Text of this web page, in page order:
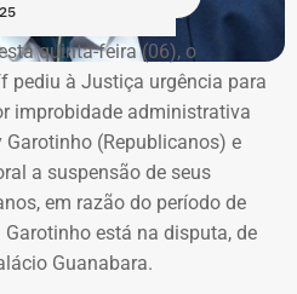
quinta-feira (06), o
pediu à Justiça urgência para
improbidade administrativa
(Republicanos) e
a suspensão de seus
em razão do período de
está na disputa, de
Guanabara.